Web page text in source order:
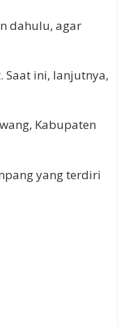
dahulu, agar
Saat ini, lanjutnya,
Kabupaten
yang terdiri